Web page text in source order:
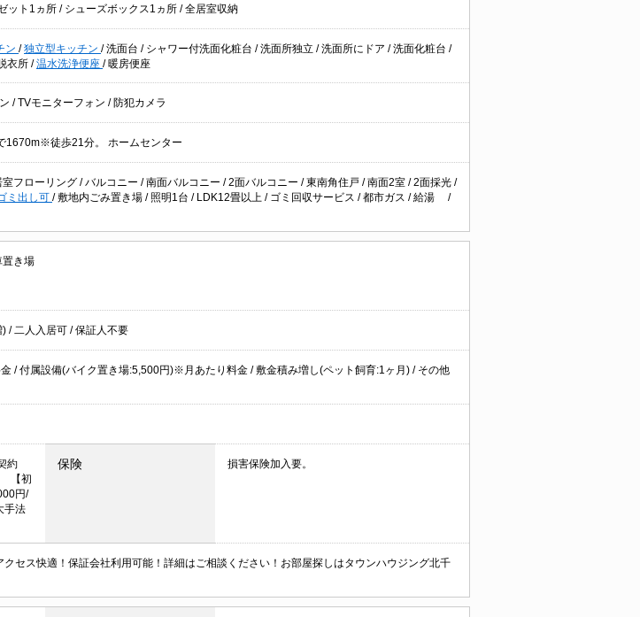
ット1ヵ所 / シューズボックス1ヵ所 /全居室収納
ン /独立型キッチン /洗面台 / シャワー付洗面化粧台 /洗面所独立 /洗面所にドア /洗面化粧台 /
衣所 /温水洗浄便座 / 暖房便座
/TVモニターフォン / 防犯カメラ
1670m※徒歩21分。 ホームセンター
室フローリング /バルコニー /南面バルコニー /2面バルコニー /東南角住戸 /南面2室 /2面採光 /
ミ出し可 /敷地内ごみ置き場 / 照明1台 / LDK12畳以上 / ゴミ回収サービス /都市ガス /給湯 /
置き場
) / 二人入居可 /保証人不要
/ 付属設備(バイク置き場:5,500円)※月あたり料金 / 敷金積み増し(ペット飼育:1ヶ月) / その他
約
【初
円/
手法
保険 損害保険加入要。
セス快適！保証会社利用可能！詳細はご相談ください！お部屋探しはタウンハウジング北千